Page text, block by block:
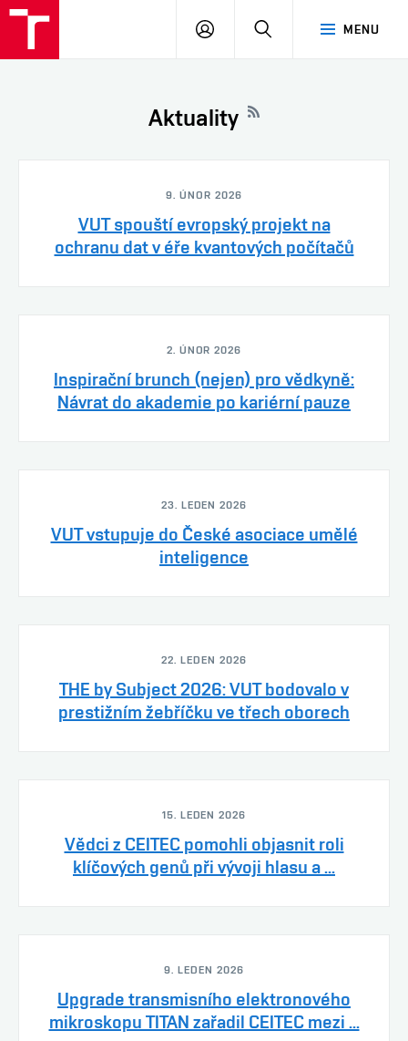
MENU
PŘIHLÁSIT
Aktuality
9. ÚNOR 2026
VUT spouští evropský projekt na
ochranu dat v éře kvantových počítačů
2. ÚNOR 2026
Inspirační brunch (nejen) pro vědkyně:
Návrat do akademie po kariérní pauze
23. LEDEN 2026
VUT vstupuje do České asociace umělé
inteligence
22. LEDEN 2026
THE by Subject 2026: VUT bodovalo v
prestižním žebříčku ve třech oborech
15. LEDEN 2026
Vědci z CEITEC pomohli objasnit roli
klíčových genů při vývoji hlasu a ...
9. LEDEN 2026
Upgrade transmisního elektronového
mikroskopu TITAN zařadil CEITEC mezi ...